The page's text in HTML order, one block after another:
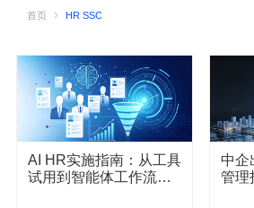
首页 HR SSC
AI HR实施指南：从工具
试用到智能体工作流程
中企
管理